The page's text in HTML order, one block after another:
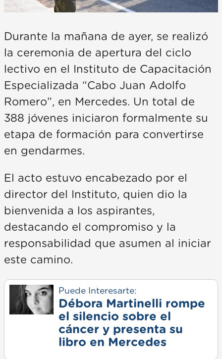
Durante la mañana de ayer, se realizó
la ceremonia de apertura del ciclo
lectivo en el Instituto de Capacitación
Especializada “Cabo Juan Adolfo
Romero”, en Mercedes. Un total de
388 jóvenes iniciaron formalmente su
etapa de formación para convertirse
en gendarmes.
El acto estuvo encabezado por el
director del Instituto, quien dio la
bienvenida a los aspirantes,
destacando el compromiso y la
responsabilidad que asumen al iniciar
este camino.
Puede Interesarte:
Débora Martinelli rompe
el silencio sobre el
cáncer y presenta su
libro en Mercedes